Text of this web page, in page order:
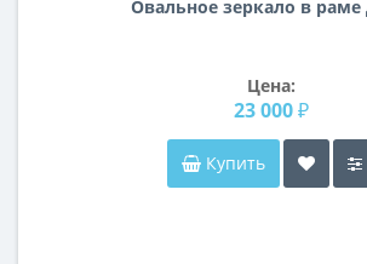
Овальное зеркало в раме
Цена:
23 000 ₽
Купить